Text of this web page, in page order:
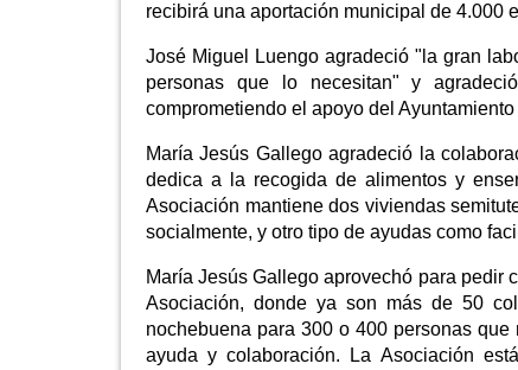
recibirá una aportación municipal de 4.000
José Miguel Luengo agradeció "la gran
personas que lo necesitan" y
comprometiendo el apoyo del
María Jesús Gallego agradeció la
dedica a la recogida de alimentos y
Asociación mantiene dos viviendas
socialmente, y otro tipo de ayudas como
María Jesús Gallego aprovechó para pedir
Asociación, donde ya son más de 50
nochebuena para 300 o 400 personas
ayuda y colaboración. La Asociación